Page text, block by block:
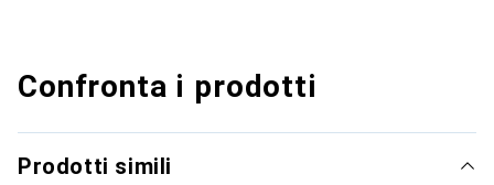
Confronta i prodotti
Prodotti simili